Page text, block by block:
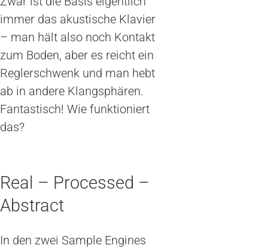
immer das akustische Klavier
– man hält also noch Kontakt
zum Boden, aber es reicht ein
Reglerschwenk und man hebt
ab in andere Klangsphären.
Fantastisch! Wie funktioniert
das?
Real – Processed –
Abstract
In den zwei Sample Engines